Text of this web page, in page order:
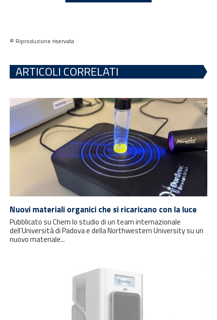
© Riproduzione riservata
ARTICOLI CORRELATI
Nuovi materiali organici che si ricaricano con la luce
Pubblicato su Chem lo studio di un team internazionale
dell’Università di Padova e della Northwestern University su un
nuovo materiale...